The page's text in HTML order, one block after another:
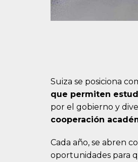
Suiza se posiciona
que permiten
por el gobierno y
cooperación
Cada año, se abren
oportunidades para